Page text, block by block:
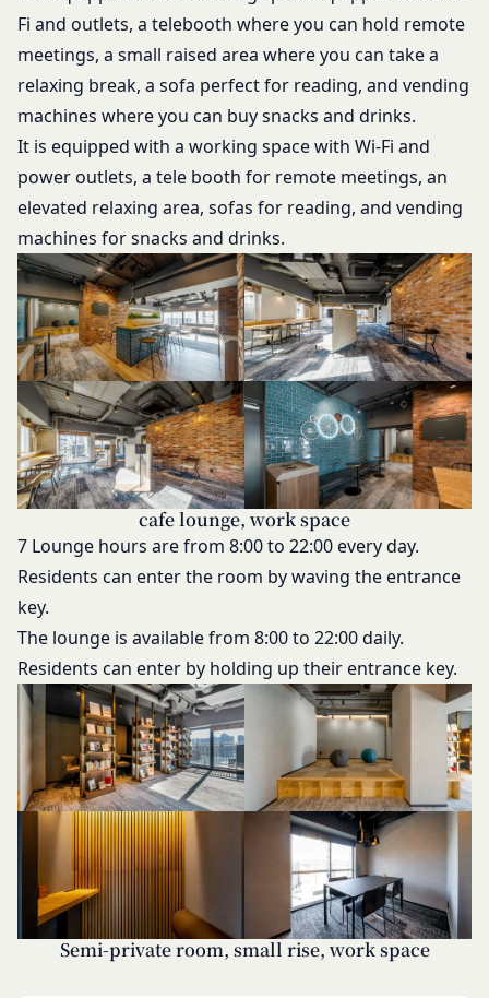
Fi and outlets, a telebooth where you can hold remote
meetings, a small raised area where you can take a
relaxing break, a sofa perfect for reading, and vending
machines where you can buy snacks and drinks.
It is equipped with a working space with Wi-Fi and
power outlets, a tele booth for remote meetings, an
elevated relaxing area, sofas for reading, and vending
machines for snacks and drinks.
cafe lounge, work space
7 Lounge hours are from 8:00 to 22:00 every day.
Residents can enter the room by waving the entrance
key.
The lounge is available from 8:00 to 22:00 daily.
Residents can enter by holding up their entrance key.
Semi-private room, small rise, work space
る第三者サービス提供者を通じて提供した情報を、
当社は取得・保管することがあります。お客様のサ
ービスご利用状況、他の利用者との交流に関する情
報も取得することがあります。
外部サービスとの連携により取得する情報
外部サービスでお客様が利用するIDおよびその他
外部サービスのプライバシー設定によりお客様が提
携先に開示を認めた情報を取得することがありま
す。
取得した個人情報等の利用目的
当社は、お客様からご提供いただいたお客様情報
を、当社各サービスの利用規約において定める利用
目的の範囲内で利用します。
Cookie（クッキー）について
当社は、お客様にとってより使いやすく、より価値
ある情報を提供するためにCookie(以下「クッキ
ー」といいます。これに類似の技術を含みます。)
を使用することがあります。
クッキーは、ウェブサイトを利用されたときにご利
用のパソコンや携帯端末に一時的にデータを保存さ
せるもので、これを利用することにより当社のサー
バに、当社サイト内におけるお客様の行動履歴(ア
クセスしたURL、コンテンツ、参照順序等)や、年
できない属性情報(それらの組み合わせによっても
個人が特定できないもの)を取得することがありま
す。
お客様がご自身に関する情報の取得を望まれない場
合は、ブラウザや携帯端末の設定により、クッキー
の受け取りを拒否することも可能です。なお、クッ
キーの受け取りを拒否された場合、当社のサービス
の一部がご利用できなくなることがあります。
適正管理
当社は、お客様情報への不正なアクセスや漏洩等を
防ぐため、セキュリティーの維持に努めます。ま
た、当社は、当社の通常の事業運営に照らして当社
が不要と判断した場合、お客様から取得したお客様
「パスワード」
登録情報と組み合わせて、会員とその他の者とを識
別するために用いられる符号をいいます。
「提携パートナー」
当社との間で締結する契約に基づき、本サービスと
提携するサービス（以下「提携サービス」といいま
す。）を提供し、又はその運営を行う者をいいま
す。
第2条（総則・適用範囲）
本規約は、会員と当社間において本サービスの利用
に関し適用され、登録手続き完了後の本サービスの
提供条件及び当社と会員との権利義務関係を定める
ものです。
当社が、当社ウェブサイト上に本サービスに関する
個別規定や追加規定を掲載する場合、又は第11条
に定める方法により本サービスに関するルール等を
発信する場合、それらは本規約の一部を構成するも
のとし、個別規定、追加規定又はルール等が本規約
と抵触する場合には、当該個別規定、追加規定又は
ルール等が優先されるものとします。
当社は、本規約を変更する必要が生じた場合には、
会員の明示の承諾を得ることなく、本規約を変更す
前項による本規約の変更をするときは、その効力発
生日を定め、かつ、本規約を変更する旨及び変更後
の本規約の内容並びにその効力発生日を、会員に対
し、本規約変更の効力発生日前に、第11条に定め
る方法により通知するものとします。ただし、文言
の修正等、会員に不利益を与えるものではない軽微
な変更の場合には、当該通知を省略することができ
ます。
本規約変更の効力発生日後に本サービスの利用を行
った場合、会員は本規約の変更に同意したものとみ
なします。
当社が提供する本サービス以外のサービス又は提携
パートナーが提供するサービスについては、各サー